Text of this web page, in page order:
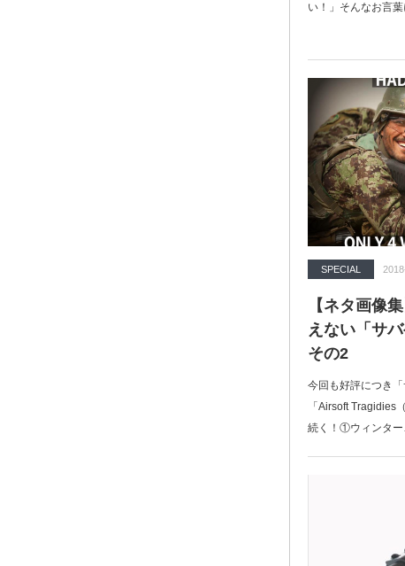
い！」そんなお言
SPECIAL
【ネタ画像
えない「サ
その2
今回も好評につき
「Airsoft Tragidies
続く！①ウィンタ